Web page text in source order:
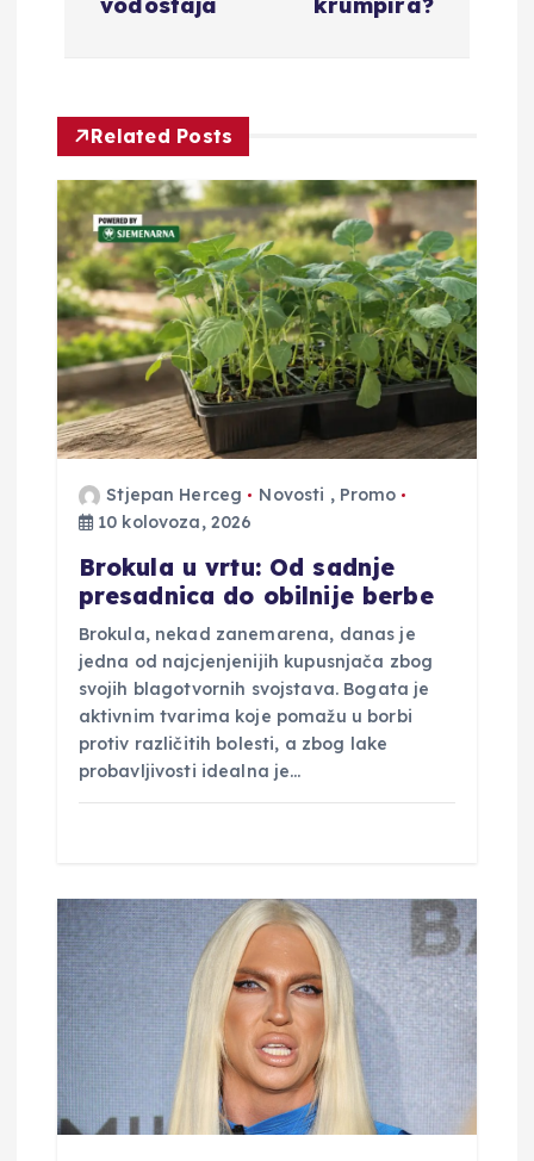
a
c
a
o
Related Posts
Stjepan Herceg Novosti , Promo
10 kolovoza, 2026
Brokula u vrtu: Od sadnje
presadnica do obilnije berbe
Brokula, nekad zanemarena, danas je
jedna od najcjenjenijih kupusnjača zbog
svojih blagotvornih svojstava. Bogata je
aktivnim tvarima koje pomažu u borbi
protiv različitih bolesti, a zbog lake
probavljivosti idealna je…